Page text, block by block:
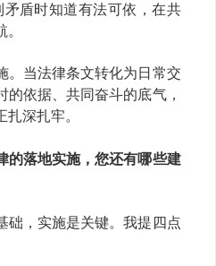
盾时知道有法可依，在共
。当法律条文转化为日常交
的依据、共同奋斗的底气，
深扎牢。
的落地实施，您还有哪些建
础，实施是关键。我提四点